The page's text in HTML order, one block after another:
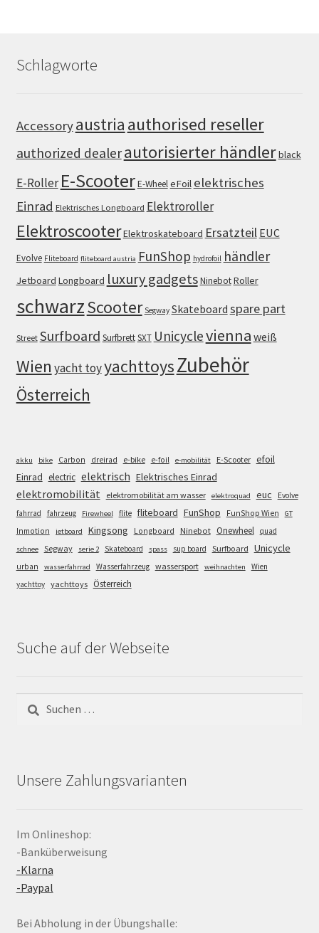
Schlagworte
Accessoryaustria authorised reseller
authorized dealerautorisierter händlerblack
E-Roller E-ScooterE-WheeleFoil elektrisches
Einrad Elektrisches Longboard Elektroroller
ElektroscooterElektroskateboard Ersatzteil EUC
Evolve Fliteboard fliteboard austria FunShop hydrofoil händler
Jetboard Longboard luxury gadgetsNinebotRoller
schwarzScooter Segway Skateboard spare part
Street Surfboard SurfbrettSXT Unicyclevienna weiß
Wien yacht toyyachttoysZubehör
Österreich
akku bike Carbon dreirad e-bike e-foil e-mobilität E-Scooter efoil
Einrad electric elektrisch Elektrisches Einrad
elektromobilität elektromobilität am wasser elektroquad euc
Evolve
fahrrad
fahrzeug Firewheel flite fliteboard FunShop FunShop Wien GT
Inmotion jetboard Kingsong Longboard Ninebot Onewheel quad
schnee Segway serie 2 Skateboard spass sup board Surfboard Unicycle
urban wasserfahrrad Wasserfahrzeug wassersport weihnachten
Wien
yachttoy yachttoys Österreich
Suche auf der Webseite
nach:
Unsere Zahlungsvarianten
Im Onlineshop:
-Banküberweisung
-Klarna
-Paypal
Bei Abholung in der Übungshalle: